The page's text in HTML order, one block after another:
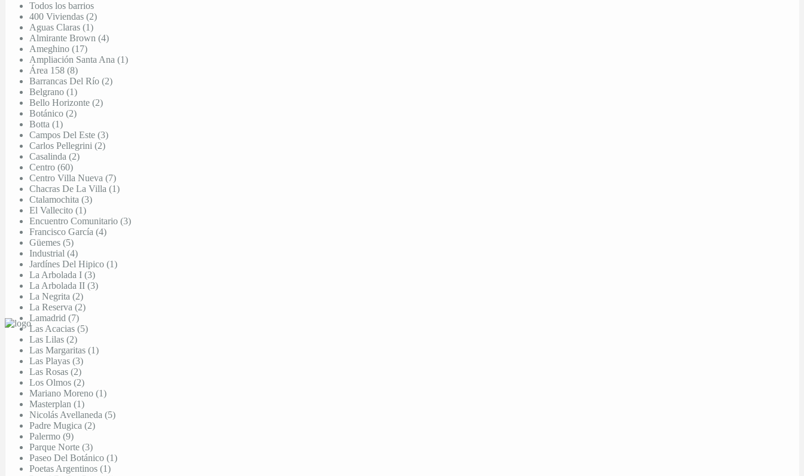
Todos los barrios
400 Viviendas (2)
Aguas Claras (1)
Almirante Brown (4)
Ameghino (17)
Ampliación Santa Ana (1)
Área 158 (8)
Barrancas Del Río (2)
Belgrano (1)
Bello Horizonte (2)
Botánico (2)
Botta (1)
Campos Del Este (3)
Carlos Pellegrini (2)
Casalinda (2)
Centro (60)
Centro Villa Nueva (7)
Chacras De La Villa (1)
Ctalamochita (3)
El Vallecito (1)
Encuentro Comunitario (3)
Francisco García (4)
Güemes (5)
Industrial (4)
Jardínes Del Hipico (1)
La Arbolada I (3)
La Arbolada II (3)
La Negrita (2)
La Reserva (2)
Lamadrid (7)
Las Acacias (5)
Las Lilas (2)
Las Margaritas (1)
Las Playas (3)
Las Rosas (2)
Los Olmos (2)
Mariano Moreno (1)
Masterplan (1)
Nicolás Avellaneda (5)
Padre Mugica (2)
Palermo (9)
Parque Norte (3)
Paseo Del Botánico (1)
Poetas Argentinos (1)